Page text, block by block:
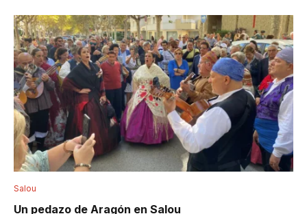
Salou
Un pedazo de Aragón en Salou